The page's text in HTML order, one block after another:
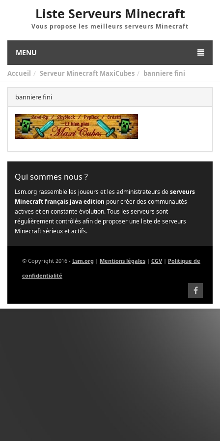
Liste Serveurs Minecraft
Vous propose les meilleurs serveurs Minecraft
MENU
Accueil Serveur Minecraft MaxiCubes banniere fini
banniere fini
Qui sommes nous ?
Lsm.org rassemble les joueurs et les administrateurs deserveurs
Minecraft français java edition pour créer des communautés
actives et en constante évolution. Tous les serveurs sont
régulièrement contrôlés afin de proposer une liste de serveurs
Minecraft sérieux et actifs.
© Copyright 2016 - Lsm.org | Mentions légales | CGV | Politique de
confidentialité